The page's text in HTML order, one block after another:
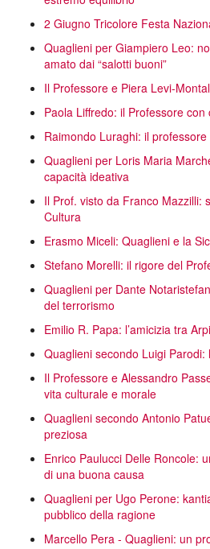
2 Giugno Tricolore Festa
Quaglieni per Giampiero Leo:
amato dai “salotti buoni”
Il Professore e Piera Levi-
Paola Liffredo: il Professore con
Raimondo Luraghi: il
Quaglieni per Loris Maria
capacità ideativa
Il Prof. visto da Franco Mazzilli:
Cultura
Erasmo Miceli: Quaglieni e la
Stefano Morelli: il rigore del
Quaglieni per Dante
del terrorismo
Emilio R. Papa: l’amicizia tra
Quaglieni secondo Luigi Parodi:
Il Professore e Alessandro
vita culturale e morale
Quaglieni secondo Antonio
preziosa
Enrico Paulucci Delle Roncole:
di una buona causa
Quaglieni per Ugo Perone:
pubblico della ragione
Marcello Pera - Quaglieni: un